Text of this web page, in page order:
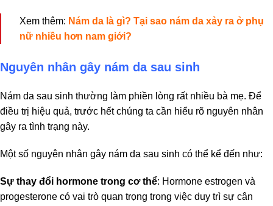
Xem thêm: Nám da là gì? Tại sao nám da xảy ra ở phụ
nữ nhiều hơn nam giới?
Nguyên nhân gây nám da sau sinh
Nám da sau sinh thường làm phiền lòng rất nhiều bà mẹ. Để
điều trị hiệu quả, trước hết chúng ta cần hiểu rõ nguyên nhân
gây ra tình trạng này.
Một số nguyên nhân gây nám da sau sinh có thể kể đến như:
Sự thay đổi hormone trong cơ thể: Hormone estrogen và
progesterone có vai trò quan trọng trong việc duy trì sự cân